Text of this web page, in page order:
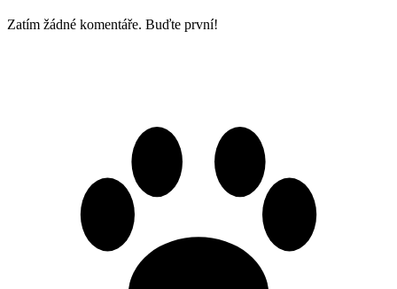
Zatím žádné komentáře. Buďte první!